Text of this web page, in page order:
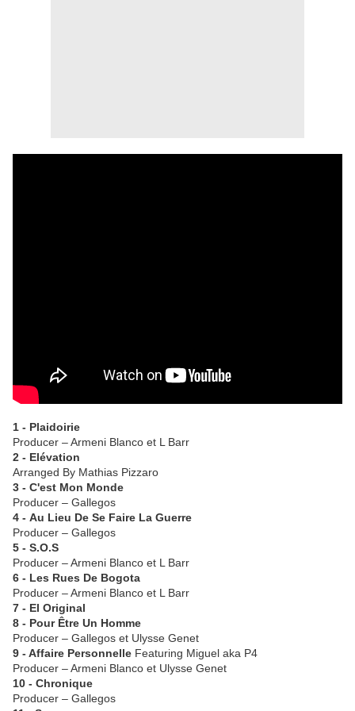
1 - Plaidoirie
Producer – Armeni Blanco et L Barr
2 - Elévation
Arranged By Mathias Pizzaro
3 - C'est Mon Monde
Producer – Gallegos
4 - Au Lieu De Se Faire La Guerre
Producer – Gallegos
5 - S.O.S
Producer – Armeni Blanco et L Barr
6 - Les Rues De Bogota
Producer – Armeni Blanco et L Barr
7 - El Original
8 - Pour Être Un Homme
Producer – Gallegos et Ulysse Genet
9 - Affaire Personnelle Featuring Miguel aka P4
Producer – Armeni Blanco et Ulysse Genet
10 - Chronique
Producer – Gallegos